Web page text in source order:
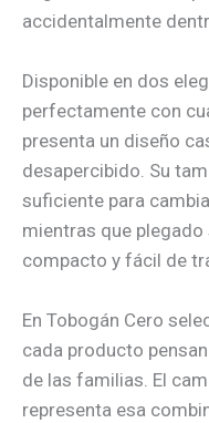
accidentalmente
Disponible en dos
perfectamente con
presenta un diseño
desapercibido. Su
suficiente para
mientras que
compacto y fácil de
En Tobogán Cero
cada producto
de las familias. El
representa esa